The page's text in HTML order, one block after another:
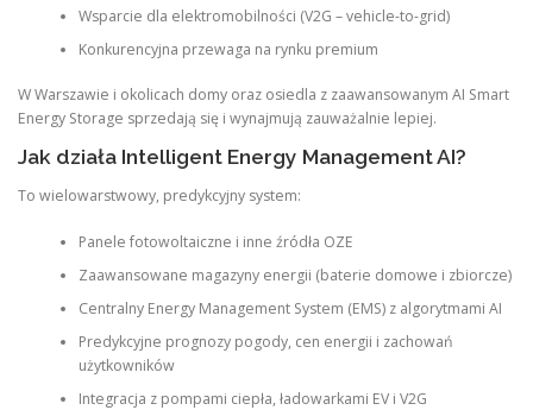
Wsparcie dla elektromobilności (V2G – vehicle-to-grid)
Konkurencyjna przewaga na rynku premium
W Warszawie i okolicach domy oraz osiedla z zaawansowanym AI Smart
Energy Storage sprzedają się i wynajmują zauważalnie lepiej.
Jak działa Intelligent Energy Management AI?
To wielowarstwowy, predykcyjny system:
Panele fotowoltaiczne i inne źródła OZE
Zaawansowane magazyny energii (baterie domowe i zbiorcze)
Centralny Energy Management System (EMS) z algorytmami AI
Predykcyjne prognozy pogody, cen energii i zachowań
użytkowników
Integracja z pompami ciepła, ładowarkami EV i V2G